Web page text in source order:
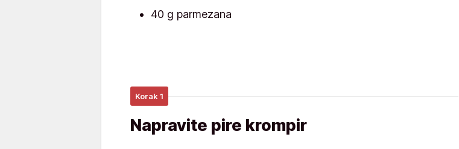
40 g parmezana
Korak 1
Napravite pire krompir